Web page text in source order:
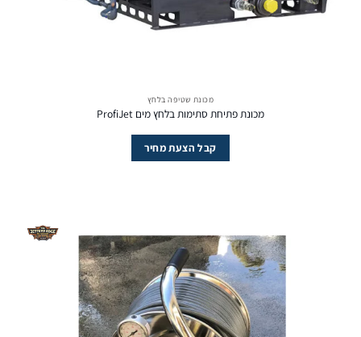
מכונת שטיפה בלחץ
מכונת פתיחת סתימות בלחץ מים ProfiJet
קבל הצעת מחיר